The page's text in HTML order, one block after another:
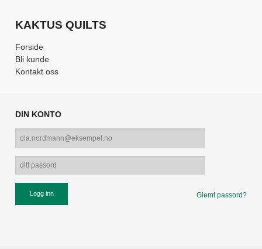
KAKTUS QUILTS
Forside
Bli kunde
Kontakt oss
DIN KONTO
Glemt passord?